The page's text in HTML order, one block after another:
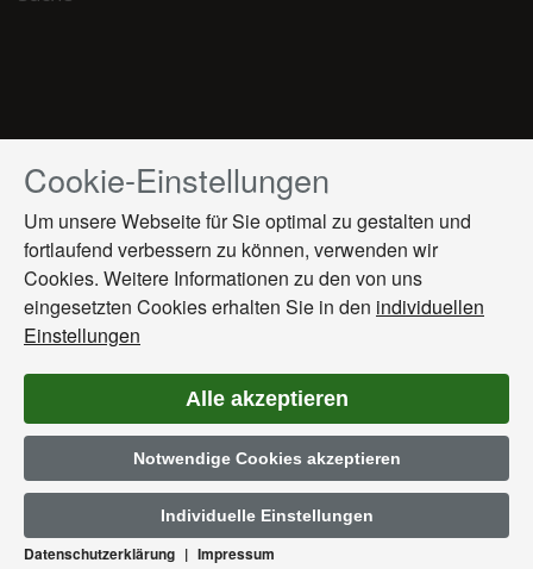
Drücken
Sie
Tab,
um
durch
die
Optionen
navigieren.
lehnt
Cookies
Cookie-Einstellungen
Um unsere Webseite für Sie optimal zu gestalten und
fortlaufend verbessern zu können, verwenden wir
Cookies. Weitere Informationen zu den von uns
eingesetzten Cookies erhalten Sie in den individuellen
Einstellungen
Alle akzeptieren
Notwendige Cookies akzeptieren
Individuelle Einstellungen
Datenschutzerklärung | Impressum